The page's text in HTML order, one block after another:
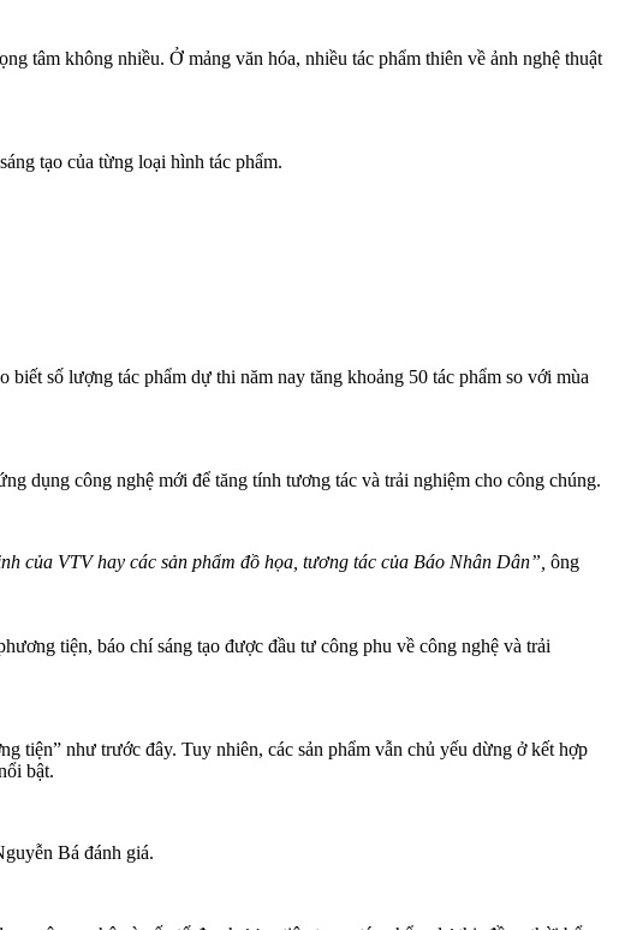
tâm không nhiều. Ở mảng văn hóa, nhiều tác phẩm thiên về ảnh nghệ thuật
tạo của từng loại hình tác phẩm.
số lượng tác phẩm dự thi năm nay tăng khoảng 50 tác phẩm so với mùa
dụng công nghệ mới để tăng tính tương tác và trải nghiệm cho công chúng.
của VTV hay các sản phẩm đồ họa, tương tác của Báo Nhân Dân”, ông
tiện, báo chí sáng tạo được đầu tư công phu về công nghệ và trải
tiện” như trước đây. Tuy nhiên, các sản phẩm vẫn chủ yếu dừng ở kết hợp
bật.
Bá đánh giá.